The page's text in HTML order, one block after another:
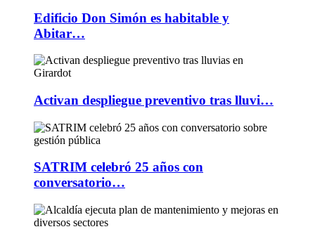
Edificio Don Simón es habitable y
Abitar…
Activan despliegue preventivo tras lluvi…
SATRIM celebró 25 años con
conversatorio…